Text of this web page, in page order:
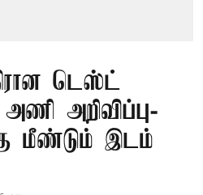
டெஸ்ட்
அறிவிப்பு-
மீண்டும் இடம்